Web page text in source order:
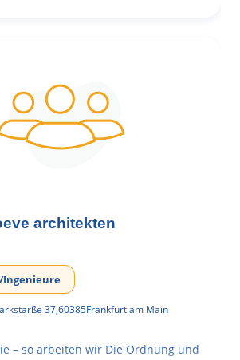
architekten
37,60385Frankfurt am Main
– so arbeiten wir Die Ordnung und